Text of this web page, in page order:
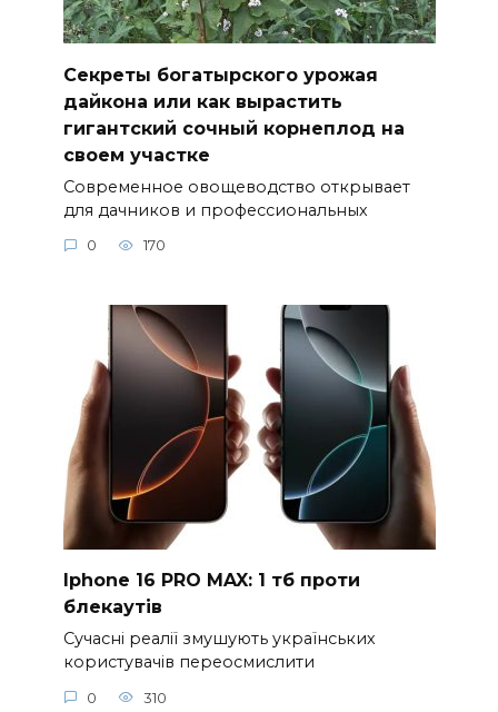
Секреты богатырского урожая
дайкона или как вырастить
гигантский сочный корнеплод на
своем участке
Современное овощеводство открывает
для дачников и профессиональных
0 170
Iphone 16 PRO MAX: 1 тб проти
блекаутів
Сучасні реалії змушують українських
користувачів переосмислити
0 310